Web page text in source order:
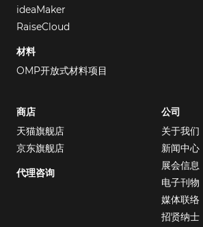
ideaMaker
RaiseCloud
材料
OMP开放式材料项目
商店
天猫旗舰店
京东旗舰店
代理咨询
公司
关于我们
新闻中心
展会信息
电子刊物
媒体联络
招贤纳士